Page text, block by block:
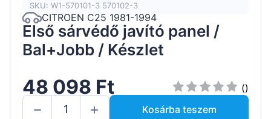
SKU: W1-570101-3 570102-3
CITROEN C25 1981-1994
Első sárvédő javító panel /
Bal+Jobb / Készlet
48 098 Ft
()
Kosárba teszem